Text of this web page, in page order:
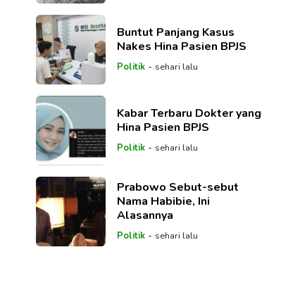
Buntut Panjang Kasus
Nakes Hina Pasien BPJS
Politik- sehari lalu
Kabar Terbaru Dokter yang
Hina Pasien BPJS
Politik- sehari lalu
Prabowo Sebut-sebut
Nama Habibie, Ini
Alasannya
Politik- sehari lalu